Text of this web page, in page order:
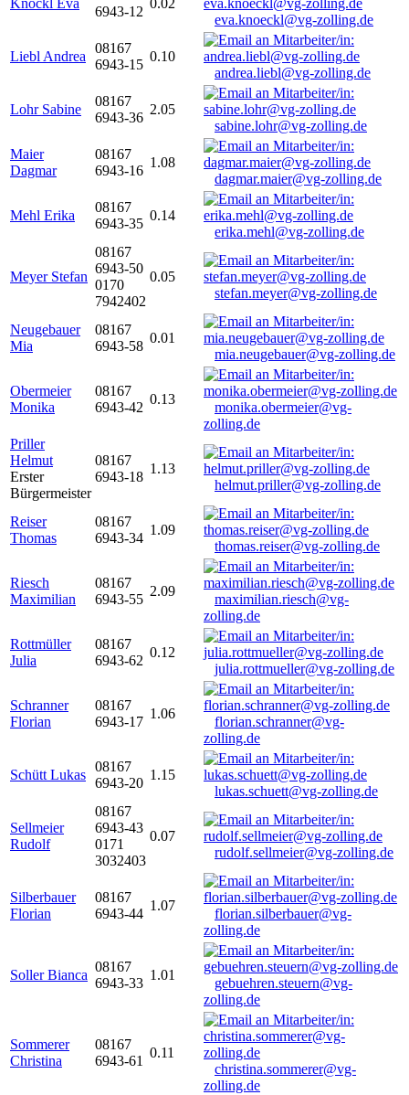
Knöckl Eva
6943-12
0.02
eva.knoeckl@vg-zolling.de
Liebl Andrea
08167
6943-15
0.10
andrea.liebl@vg-zolling.de
Lohr Sabine
08167
6943-36
2.05
sabine.lohr@vg-zolling.de
Maier
Dagmar
08167
6943-16
1.08
dagmar.maier@vg-zolling.de
Mehl Erika
08167
6943-35
0.14
erika.mehl@vg-zolling.de
Meyer Stefan
08167
6943-50
0170
7942402
0.05
stefan.meyer@vg-zolling.de
Neugebauer
Mia
08167
6943-58
0.01
mia.neugebauer@vg-zolling.de
Obermeier
Monika
08167
6943-42
0.13
monika.obermeier@vg-
zolling.de
Priller
Helmut
Erster
Bürgermeister
08167
6943-18
1.13
helmut.priller@vg-zolling.de
Reiser
Thomas
08167
6943-34
1.09
thomas.reiser@vg-zolling.de
Riesch
Maximilian
08167
6943-55
2.09
maximilian.riesch@vg-
zolling.de
Rottmüller
Julia
08167
6943-62
0.12
julia.rottmueller@vg-zolling.de
Schranner
Florian
08167
6943-17
1.06
florian.schranner@vg-
zolling.de
Schütt Lukas
08167
6943-20
1.15
lukas.schuett@vg-zolling.de
Sellmeier
Rudolf
08167
6943-43
0171
3032403
0.07
rudolf.sellmeier@vg-zolling.de
Silberbauer
Florian
08167
6943-44
1.07
florian.silberbauer@vg-
zolling.de
Soller Bianca
08167
6943-33
1.01
gebuehren.steuern@vg-
zolling.de
Sommerer
Christina
08167
6943-61
0.11
christina.sommerer@vg-
zolling.de